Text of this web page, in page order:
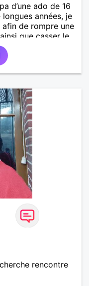
d’une ado de 16
années, je
de rompre une
que casser le
se décliner en des
fera son
philosophe
de qualités
altruiste,
honnête,
compréhensif : je
Mais ne vous
personne que
pas de seconde
».
maniaque ainsi
efforts. Rien de
suis un
le souhaitez,
J’en serai
rencontre